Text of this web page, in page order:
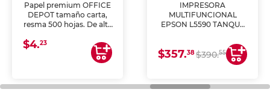
Papel premium OFFICE
DEPOT tamaño carta,
resma 500 hojas. De alta
uniforme, ideal para
impresoras de inyección
de tinta y láser,
general de oficina.
$4.23
IMPRESORA
MULTIFUNCIONAL
EPSON L5590 TANQUE
COPIA Y ESCANEA)
$357.38$390.55